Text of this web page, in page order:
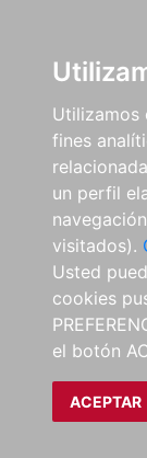
Utilizamos
fines
un perfil
visitados).
Usted
cookies
el botón
ACEPTAR